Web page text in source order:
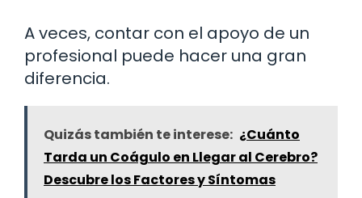
A veces, contar con el apoyo de un
profesional puede hacer una gran
diferencia.
Quizás también te interese: ¿Cuánto
Tarda un Coágulo en Llegar al Cerebro?
Descubre los Factores y Síntomas